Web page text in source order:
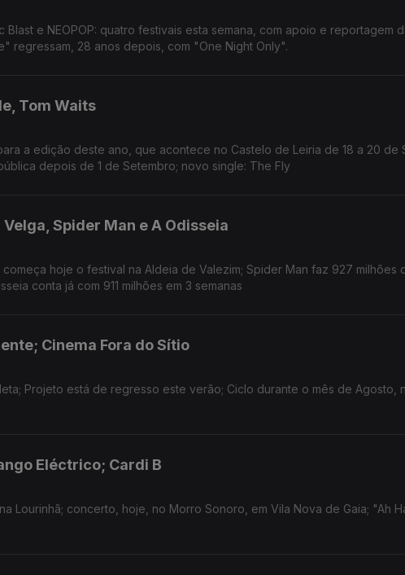
Blast e NEOPOP: quatro festivais esta semana, com apoio e reportagem
regressam, 28 anos depois, com "One Night Only".
Tom Waits
a edição deste ano, que acontece no Castelo de Leiria de 18 a 20 de
depois de 1 de Setembro; novo single: The Fly
Velga, Spider Man e A Odisseia
hoje o festival na Aldeia de Valezim; Spider Man faz 927 milhões
conta já com 911 milhões em 3 semanas
Cinema Fora do Sítio
Projeto está de regresso este verão; Ciclo durante o mês de Agosto,
Eléctrico; Cardi B
Lourinhã; concerto, hoje, no Morro Sonoro, em Vila Nova de Gaia; "Ah